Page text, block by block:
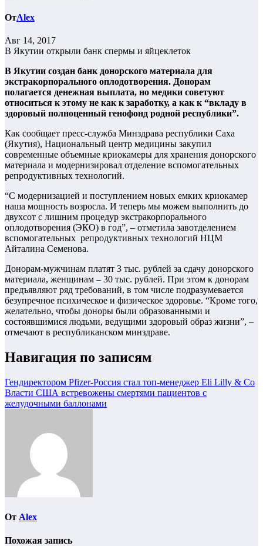
ОтAlex
Авг 14, 2017
В Якутии открыли банк спермы и яйцеклеток
В Якутии создан банк донорского материала для
экстракорпорального оплодотворения. Донорам
полагается денежная выплата, но медики советуют
относиться к этому не как к заработку, а как к “вкладу в
здоровый полноценный генофонд родной республики”.
Как сообщает пресс-служба Минздрава республики Саха
(Якутия), Национальный центр медицины закупил
современные объемные криокамеры для хранения донорского
материала и модернизировал отделение вспомогательных
репродуктивных технологий.
“С модернизацией и поступлением новых емких криокамер
наша мощность возросла. И теперь мы можем выполнить до
двухсот с лишним процедур экстракорпорального
оплодотворения (ЭКО) в год”, – отметила завотделением
вспомогательных репродуктивных технологий НЦМ
Айталина Семенова.
Донорам-мужчинам платят 3 тыс. рублей за сдачу донорского
материала, женщинам – 30 тыс. рублей. При этом к донорам
предъявляют ряд требований, в том числе подразумевается
безупречное психическое и физическое здоровье. “Кроме того,
желательно, чтобы доноры были образованными и
состоявшимися людьми, ведущими здоровый образ жизни”, –
отмечают в республиканском минздраве.
Навигация по записям
Гендиректором Pfizer-Россия стал топ-менеджер Eli Lilly & Co
Власти США встревожены смертями пациентов с
желудочными баллонами
От Alex
Похожая запись